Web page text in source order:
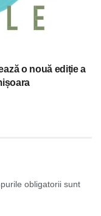
o nouă ediție a
obligatorii sunt